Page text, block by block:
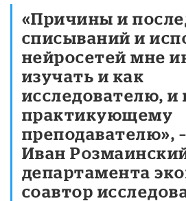
«Причины и
списываний и
нейросетей мне
изучать и как
исследователю, и
практикующему
преподавателю»,
Иван
департамента
соавтор